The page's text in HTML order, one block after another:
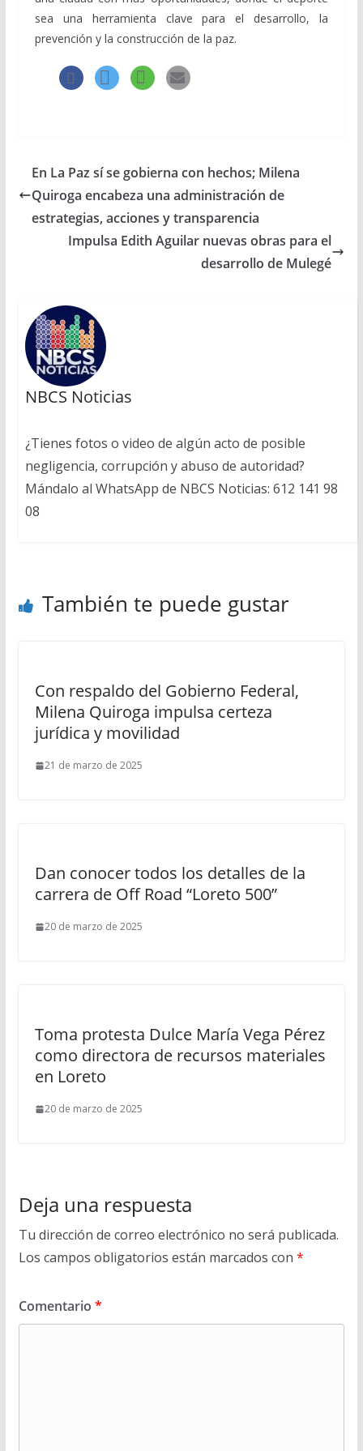
sea una herramienta clave para el desarrollo, la
prevención y la construcción de la paz.
En La Paz sí se gobierna con hechos; Milena
Quiroga encabeza una administración de
estrategias, acciones y transparencia
Impulsa Edith Aguilar nuevas obras para el
desarrollo de Mulegé
NBCS Noticias
¿Tienes fotos o video de algún acto de posible
negligencia, corrupción y abuso de autoridad?
Mándalo al WhatsApp de NBCS Noticias: 612 141 98
08
También te puede gustar
Con respaldo del Gobierno Federal,
Milena Quiroga impulsa certeza
jurídica y movilidad
21 de marzo de 2025
Dan conocer todos los detalles de la
carrera de Off Road “Loreto 500”
20 de marzo de 2025
Toma protesta Dulce María Vega Pérez
como directora de recursos materiales
en Loreto
20 de marzo de 2025
Deja una respuesta
Tu dirección de correo electrónico no será publicada.
Los campos obligatorios están marcados con *
Comentario *